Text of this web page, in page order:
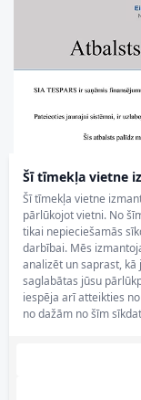
Šī tīmekļa vietne
Šī tīmekļa vietne
pārlūkojot vietni. No
tikai nepieciešamās
darbībai. Mēs
analizēt un saprast, kā
saglabātas jūsu
iespēja arī atteikties
no dažām no šīm